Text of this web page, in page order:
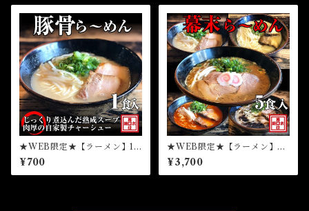
★WEB限定★【ラーメン】1
食豚骨ら～めん（冷凍）
¥700
★WEB限定★【ラーメン】１
食入りら～めん幕末よくばり
食べ比べ5種セット（冷凍）
¥3,700